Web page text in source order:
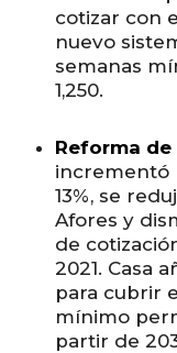
cotizar con
nuevo
semanas
1,250.
Reforma
incrementó
13%, se
Afores y
de
2021. Casa
para cubrir
mínimo
partir de